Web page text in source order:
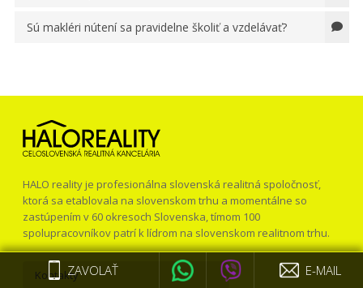
ZAVOLAŤ E-MAIL
Sú makléri nútení sa pravidelne školiť a vzdelávať?
HALO reality je profesionálna slovenská realitná spoločnosť,
ktorá sa etablovala na slovenskom trhu a momentálne so
zastúpením v 60 okresoch Slovenska, tímom 100
spolupracovníkov patrí k lídrom na slovenskom realitnom trhu.
Kontakty